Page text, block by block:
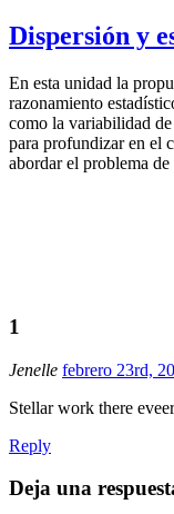
Dispersión y
En esta unidad la
razonamiento
como la variabilidad
para profundizar en el
abordar el problema de
1
Jenelle febrero 23rd,
Stellar work there
Reply
Deja una